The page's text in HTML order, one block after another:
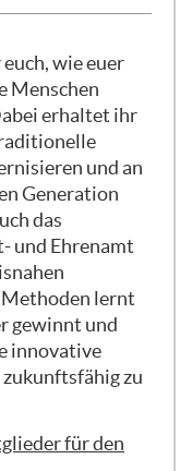
für den
wie euer
Menschen
erhaltet ihr
und an
Generation
das
und Ehrenamt
lernt
gewinnt und
innovative
zu